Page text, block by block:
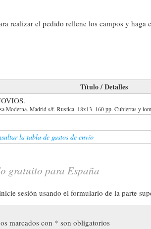
realizar el pedido rellene los campos y haga
Título / Detalles
Moderna. Madrid s/f. Rustica. 18x13. 160 pp. Cubiertas y
la tabla de gastos de envío
gratuito para España
sesión usando el formulario de la parte
marcados con * son obligatorios